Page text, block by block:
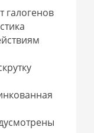
галогенов